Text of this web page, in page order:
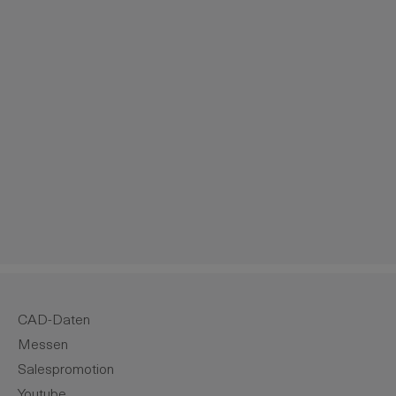
die Anzahl zu erhöhen oder zu
CAD-Daten
Messen
Salespromotion